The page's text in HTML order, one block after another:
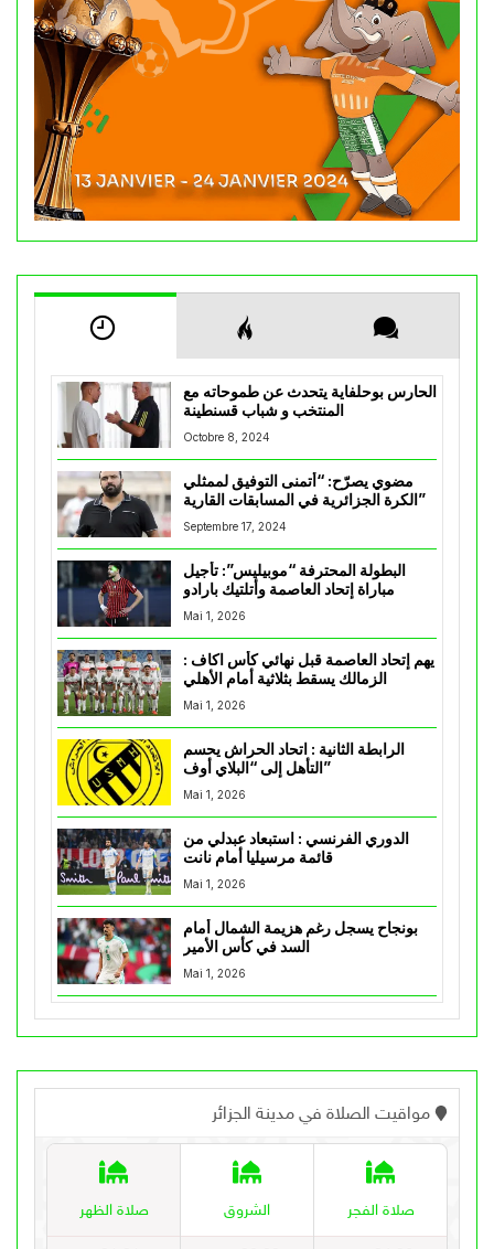
الحارس بوحلفاية يتحدث عن طموحاته مع
المنتخب و شباب قسنطينة
Octobre 8, 2024
مضوي يصرّح: “أتمنى التوفيق لممثلي
الكرة الجزائرية في المسابقات القارية”
Septembre 17, 2024
البطولة المحترفة “موبيليس”: تأجيل
مباراة إتحاد العاصمة وأتلتيك بارادو
Mai 1, 2026
يهم إتحاد العاصمة قبل نهائي كأس اكاف :
Mai 1, 2026
الرابطة الثانية : اتحاد الحراش يحسم
التأهل إلى “البلاي أوف”
Mai 1, 2026
الدوري الفرنسي : استبعاد عبدلي من
قائمة مرسيليا أمام نانت
Mai 1, 2026
بونجاح يسجل رغم هزيمة الشمال أمام
السد في كأس الأمير
Mai 1, 2026